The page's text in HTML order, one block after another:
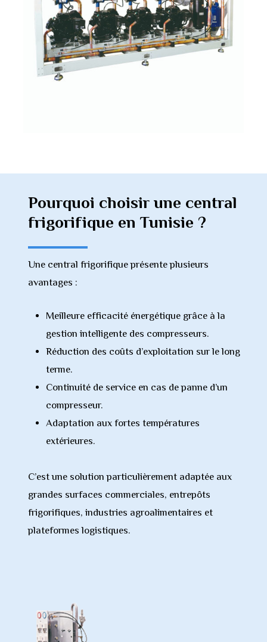
Pourquoi choisir une central
frigorifique en Tunisie ?
Une central frigorifique présente plusieurs
avantages :
Meilleure efficacité énergétique grâce à la
gestion intelligente des compresseurs.
Réduction des coûts d’exploitation sur le long
terme.
Continuité de service en cas de panne d’un
compresseur.
Adaptation aux fortes températures
extérieures.
C’est une solution particulièrement adaptée aux
grandes surfaces commerciales, entrepôts
frigorifiques, industries agroalimentaires et
plateformes logistiques.